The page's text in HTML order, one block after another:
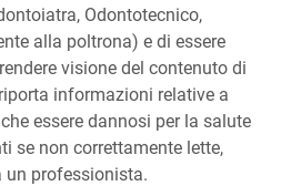
Odontotecnico,
alla poltrona) e di essere
visione del contenuto di
informazioni relative a
essere dannosi per la salute
se non correttamente lette,
un professionista.